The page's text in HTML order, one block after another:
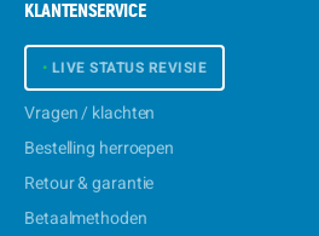
KLANTENSERVICE
• LIVE STATUS REVISIE
Vragen / klachten
Bestelling herroepen
Retour & garantie
Betaalmethoden